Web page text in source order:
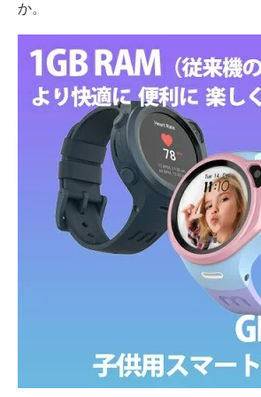
メディア
注目記事を集めた総合ページ
ITの今と未来を見通す
スマホと通信の最新トレンド
進化するPCとデバイスの未来
好きが集まる 比べて選べる
ビジネスと働き方のヒント
経営リーダーのコミュニティ
マーケ×ITの今がよく分かる
か。